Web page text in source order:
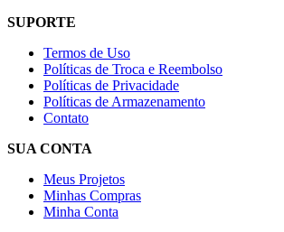
SUPORTE
Termos de Uso
Políticas de Troca e Reembolso
Políticas de Privacidade
Políticas de Armazenamento
Contato
SUA CONTA
Meus Projetos
Minhas Compras
Minha Conta